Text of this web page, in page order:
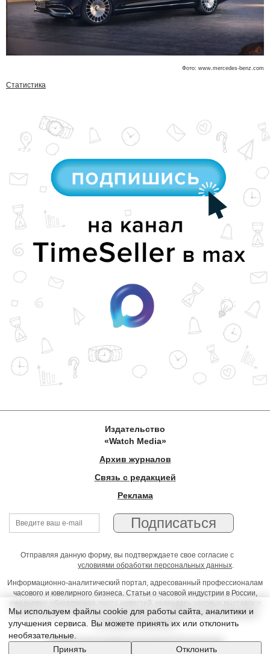
Фото: www.mercedes-benz.com
Статистика
Издательство
«Watch Media»
Архив журналов
Связь с редакцией
Реклама
Отправляя данную форму, вы подтверждаете свое согласие с
условиями обработки персональных данных
Информационно-аналитический портал, адресованный профессионалам
часового и ювелирного бизнеса. Статьи о часовой индустрии в России,
ежедневно обновляемая лента новостей, календарь часовых выставок и
презентаций, on-line консультации юриста, профессиональный форум
часовщиков и ювелиров
Условия использования материалов Издательства
Мы используем файлы cookie для работы сайта, аналитики и
улучшения сервиса. Вы можете принять их или отклонить
необязательные.
Принять
Отклонить